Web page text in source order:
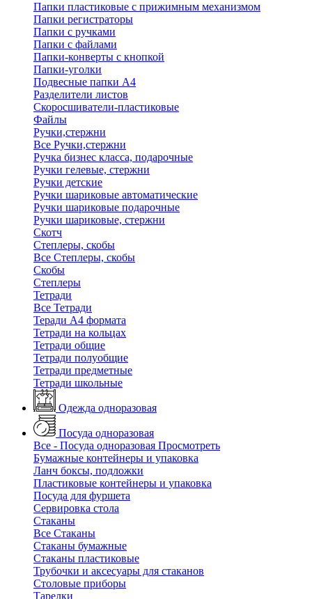
Папки пластиковые с прижимным механизмом
Папки регистраторы
Папки с ручками
Папки с файлами
Папки-конверты с кнопкой
Папки-уголки
Подвесные папки А4
Разделители листов
Скоросшиватели-пластиковые
Файлы
Ручки,стержни
Все Ручки,стержни
Ручка бизнес класса, подарочные
Ручки гелевые, стержни
Ручки детские
Ручки шариковые автоматические
Ручки шариковые подарочные
Ручки шариковые, стержни
Скотч
Степлеры, скобы
Все Степлеры, скобы
Скобы
Степлеры
Тетради
Все Тетради
Теради А4 формата
Тетради на кольцах
Тетради общие
Тетради полуобщие
Тетради предметные
Тетради школьные
Одежда одноразовая
Посуда одноразовая
Все - Посуда одноразовая Просмотреть
Бумажные контейнеры и упаковка
Ланч боксы, подложки
Пластиковые контейнеры и упаковка
Посуда для фуршета
Сервировка стола
Стаканы
Все Стаканы
Стаканы бумажные
Стаканы пластиковые
Трубочки и аксесуары для стаканов
Столовые приборы
Тарелки